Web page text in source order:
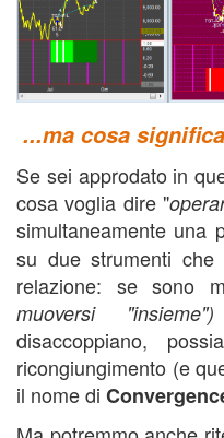
...ma cosa
Se sei approdato in
cosa voglia dire "
simultaneamente una
su due strumenti
relazione: se sono
muoversi
disaccoppiano,
ricongiungimento (e
il nome di